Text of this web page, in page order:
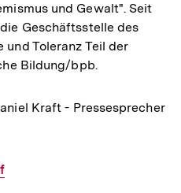
und Gewalt". Seit
Geschäftsstelle des
Toleranz Teil der
Bildung/bpb.
Kraft - Pressesprecher